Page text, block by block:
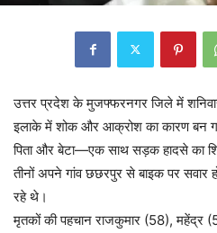
उत्तर प्रदेश के मुजफ्फरनगर जिले में
इलाके में शोक और आक्रोश का कारण बन
पिता और बेटा—एक साथ सड़क हादसे का
तीनों अपने गांव छछरपुर से बाइक पर सवार
रहे थे।
मृतकों की पहचान राजकुमार (58),